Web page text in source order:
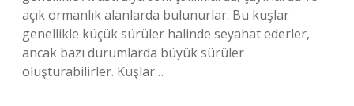
açık ormanlık alanlarda bulunurlar. Bu kuşlar
genellikle küçük sürüler halinde seyahat ederler,
ancak bazı durumlarda büyük sürüler
oluşturabilirler. Kuşlar…